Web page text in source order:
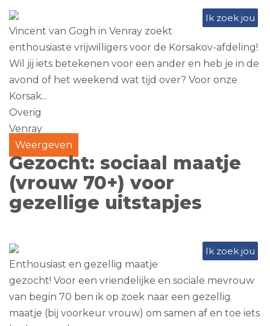
Ik zoek jou
Vincent van Gogh in Venray zoekt
enthousiaste vrijwilligers voor de Korsakov-afdeling!
Wil jij iets betekenen voor een ander en heb je in de
avond of het weekend wat tijd over? Voor onze
Korsak...
Overig
Venray
Weergeven
Gezocht: sociaal maatje
(vrouw 70+) voor
gezellige uitstapjes
Ik zoek jou
Enthousiast en gezellig maatje
gezocht! Voor een vriendelijke en sociale mevrouw
van begin 70 ben ik op zoek naar een gezellig
maatje (bij voorkeur vrouw) om samen af en toe iets